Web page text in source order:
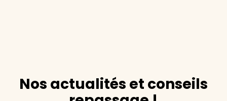
Nos actualités et conseils